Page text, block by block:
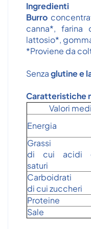
Ingredienti
Burro
canna*, farina
lattosio*,
*Proviene da
Senzaglutine e
Caratteristiche
Valori medi
Energia
Grassi
di cui acidi
saturi
Carboidrati
di cui zuccheri
Proteine
Sale